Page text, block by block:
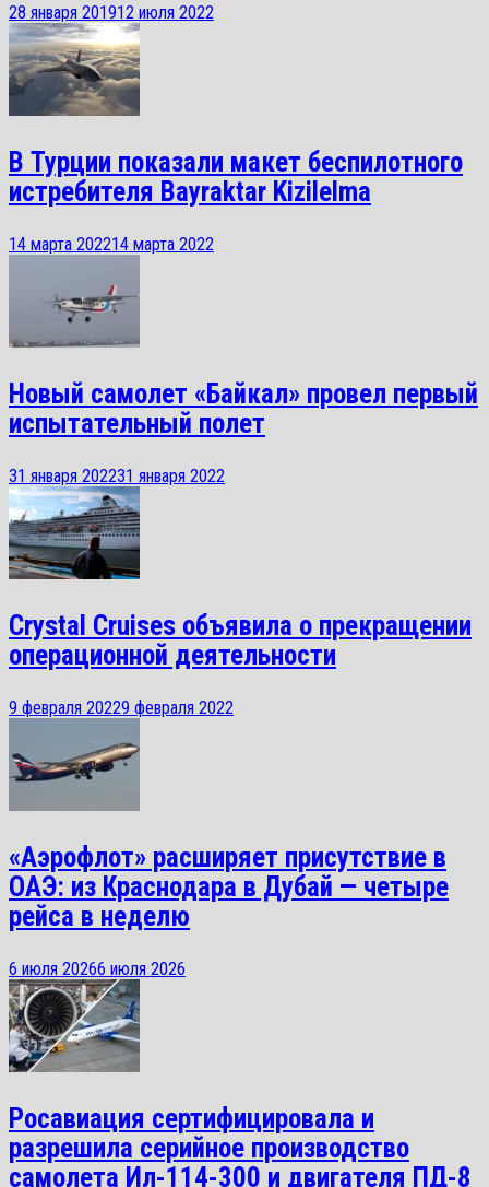
28 января 201912 июля 2022
В Турции показали макет беспилотного
истребителя Bayraktar Kizilelma
14 марта 202214 марта 2022
Новый самолет «Байкал» провел первый
испытательный полет
31 января 202231 января 2022
Crystal Cruises объявила о прекращении
операционной деятельности
9 февраля 20229 февраля 2022
«Аэрофлот» расширяет присутствие в
ОАЭ: из Краснодара в Дубай — четыре
рейса в неделю
6 июля 20266 июля 2026
Росавиация сертифицировала и
разрешила серийное производство
самолета Ил-114-300 и двигателя ПД-8